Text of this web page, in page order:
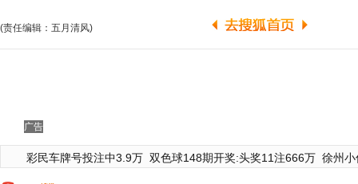
(责任编辑：五月清风)
广告
彩民车牌号投注中3.9万 双色球148期开奖:头奖11注666万 徐州